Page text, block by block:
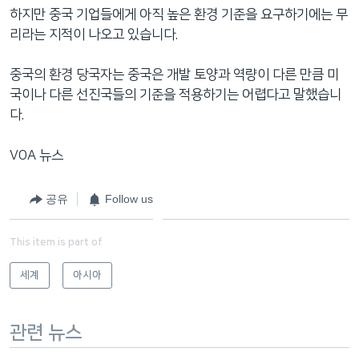
하지만 중국 기업들에게 아직 높은 환경 기준을 요구하기에는 무
리라는 지적이 나오고 있습니다.
중국의 환경 당국자는 중국은 개발 토양과 역량이 다른 만큼 미
국이나 다른 선진국들의 기준을 적용하기는 어렵다고 말했습니
다.
VOA 뉴스
공유 Follow us
This item is part of
세계 아시아
관련 뉴스